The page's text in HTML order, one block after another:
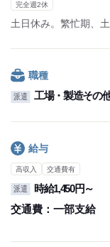
完全週2休
土日休み。繁忙期、土
職種
派遣 工場・製造その
給与
高収入 交通費有
派遣
時給1,450円～
交通費： 一部支給